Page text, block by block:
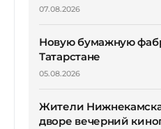
07.08.2026
Новую бумажную
Татарстане
05.08.2026
Жители
дворе вечерний